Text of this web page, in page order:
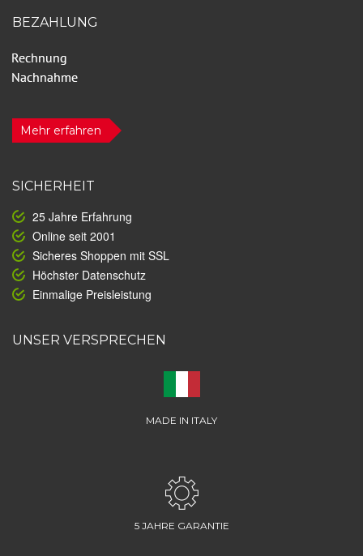
BEZAHLUNG
Mehr erfahren
SICHERHEIT
25 Jahre Erfahrung
Online seit 2001
Sicheres Shoppen mit SSL
Höchster Datenschutz
Einmalige Preisleistung
UNSER VERSPRECHEN
MADE IN ITALY
5 JAHRE GARANTIE